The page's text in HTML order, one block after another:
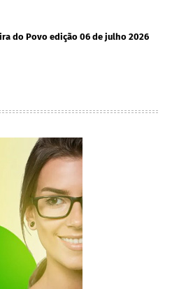
do Povo edição 06 de julho 2026